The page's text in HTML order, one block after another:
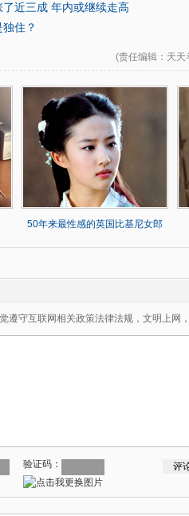
近三成 年内或继续走高
住？
(责任编辑 ：天
50年来最性感的英国比基尼女郎
遵守互联网相关政策法律法规，文明上网
验证码：